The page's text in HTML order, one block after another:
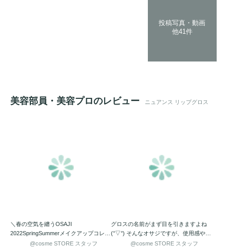
投稿写真・動画
他41件
美容部員・美容プロのレビュー ニュアンス リップグロス
＼春の空気を纏うOSAJI
2022SpringSummerメイクアップコレク
ションを全色チェック…
@cosme STORE スタッフ
グロスの名前がまず目を引きますよね
(°▽°) そんなオサジですが、使用感や色
付き方も なめらかシ…
@cosme STORE スタッフ